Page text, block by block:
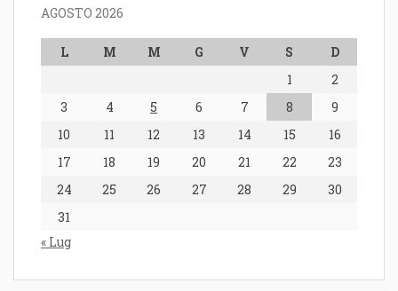
AGOSTO 2026
L M M G V S
D
1
2
3
4 5 6 7 8
9
10
11 12 13 14 15
16
17
18 19 20 21 22
23
24
25 26 27 28 29
30
31
« Lug